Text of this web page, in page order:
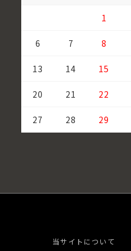
1
6 7 8
13 14 15
20 21 22
27 28 29
当サイトについて